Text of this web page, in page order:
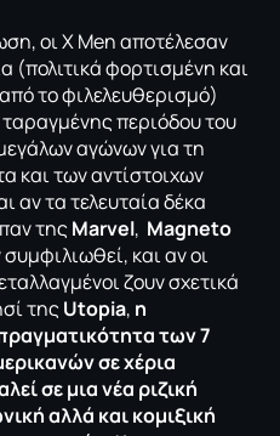
οι X Men αποτέλεσαν
(πολιτικά φορτισμένη και
το φιλελευθερισμό)
περιόδου του
αγώνων για τη
και των αντίστοιχων
αν τα τελευταία δέκα
τηςMarvel, Magneto
συμφιλιωθεί, και αν οι
ζουν σχετικά
τηςUtopia, η
των 7
σε χέρια
σε μια νέα ριζική
αλλά και κομιξική